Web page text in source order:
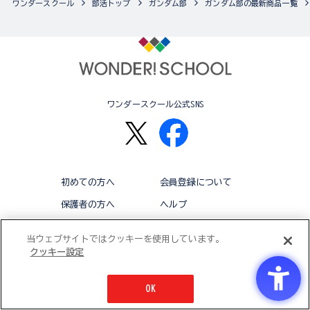
ワンダースクール 部活トップ ガンダム部 ガンダム部の最新商品一覧
ワンダースクール公式SNS
初めての方へ 会員登録について
保護者の方へ ヘルプ
© BANDAI CO.,LTD 2015 ALL RIGHTS RESERVED
当ウェブサイトではクッキーを使用しています。
クッキー設定
OK